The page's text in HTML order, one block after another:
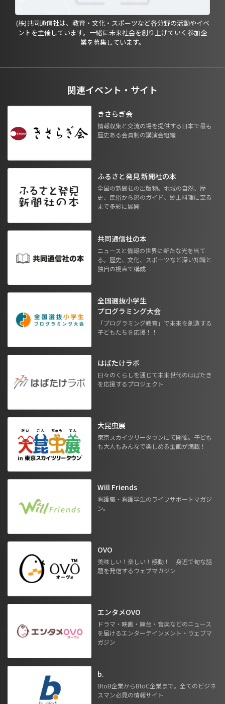
(株)共同通信社は、教育・文化・スポーツなど各分野の活動やイベ
ントを主催しています。一緒に未来社会を創り上げていく参加企
業を募集しています。
関連イベント・サイト
きさらぎ会
情報収集と交流の場を提供する日本で最も
歴史ある会員制の講演会組織
ふるさと発見 新聞社の本
全国の新聞社の出版物。地域の自然、歴
史、民俗から旅のガイド、郷土料理に至る
まで多彩に展開
共同通信社の本
ニュースと情報の世界に新たな光を当て
る。歴史、文化、スポーツなど深い知識と
独自の視点で構成
全国選抜小学生
プログラミング大会
「プログラミング教育」で未来を創造する
子どもたちを応援！！
はばたけラボ
日々のくらしを通じて未来世代のはばたき
を応援するプロジェクト
大昆虫展
東京スカイツリータウンにて開催。子ども
も大人もみんなで楽しめる企画が満載！
Will Friends
看護職・看護学生のライフサポートマガジ
ン。
OVO
美味しい！楽しい！感動！ 身近で旬な話
題を発信するウェブマガジン
エンタメOVO
ドラマ・映画・舞台・音楽などのニュース
を届けるエンターテインメント・ウェブマ
ガジン
b.
BtoB企業からBtoC企業まで。全てのビジネ
スマン必見の情報サイト